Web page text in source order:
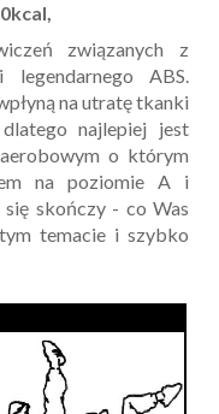
związanych z
ABS.
na utratę tkanki
najlepiej jest
o którym
na poziomie A i
skończy - co Was
temacie i szybko